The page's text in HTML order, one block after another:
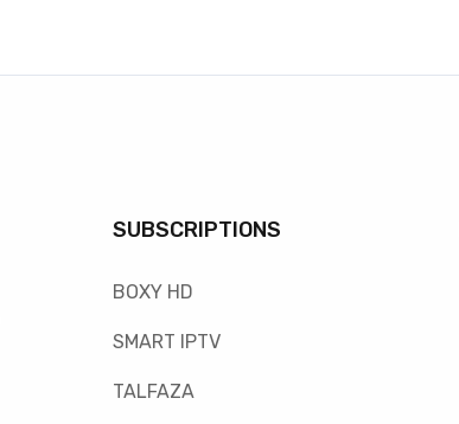
SUBSCRIPTIONS
BOXY HD
SMART IPTV
TALFAZA